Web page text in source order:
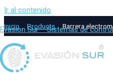
Ir al contenido
Evasion Sur – Sistemas de
Inicio Products Barrera